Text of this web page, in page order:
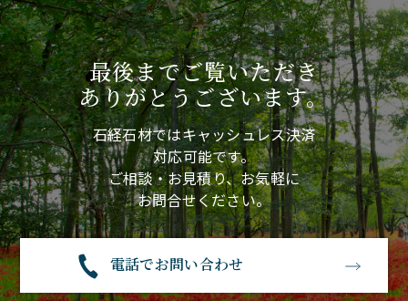
最後までご覧いただき
ありがとうございます。
石経石材ではキャッシュレス決済
対応可能です。
ご相談・お見積り、お気軽に
お問合せください。
電話でお問い合わせ